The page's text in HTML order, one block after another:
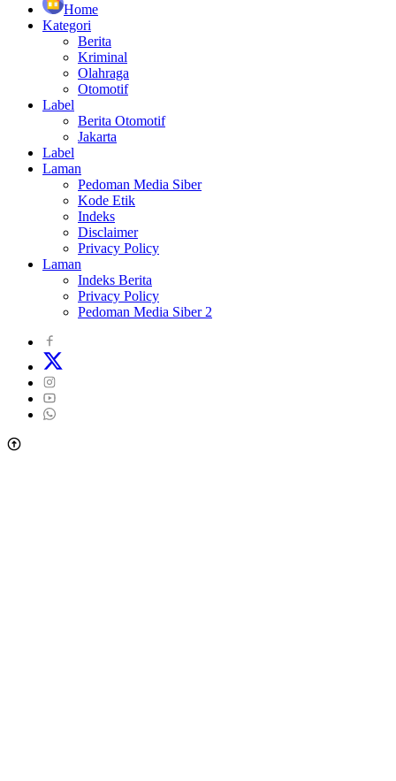
Home
Kategori
Berita
Kriminal
Olahraga
Otomotif
Label
Berita Otomotif
Jakarta
Label
Laman
Pedoman Media Siber
Kode Etik
Indeks
Disclaimer
Privacy Policy
Laman
Indeks Berita
Privacy Policy
Pedoman Media Siber 2